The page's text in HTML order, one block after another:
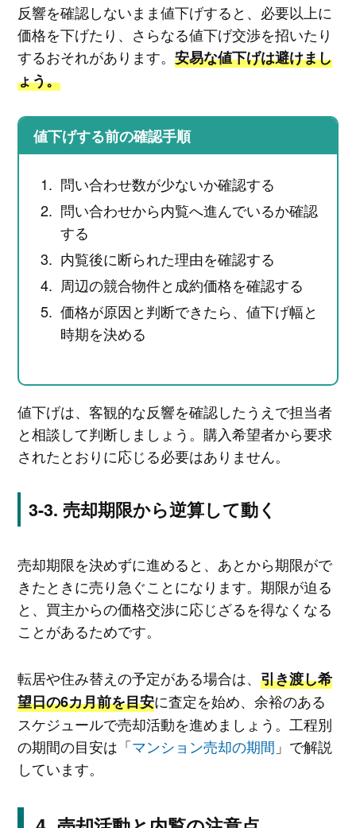
反響を確認しないまま値下げすると、必要以上に
価格を下げたり、さらなる値下げ交渉を招いたり
するおそれがあります。 安易な値下げは避けまし
ょう。
値下げする前の確認手順
問い合わせ数が少ないか確認する
問い合わせから内覧へ進んでいるか確認
する
内覧後に断られた理由を確認する
周辺の競合物件と成約価格を確認する
価格が原因と判断できたら、値下げ幅と
時期を決める
値下げは、客観的な反響を確認したうえで担当者
と相談して判断しましょう。購入希望者から要求
されたとおりに応じる必要はありません。
売却期限から逆算して動く
売却期限を決めずに進めると、あとから期限がで
きたときに売り急ぐことになります。期限が迫る
と、買主からの価格交渉に応じざるを得なくなる
ことがあるためです。
転居や住み替えの予定がある場合は、 引き渡し希
望日の6カ月前を目安に査定を始め、余裕のある
スケジュールで売却活動を進めましょう。工程別
の期間の目安は「マンション売却の期間 」で解説
しています。